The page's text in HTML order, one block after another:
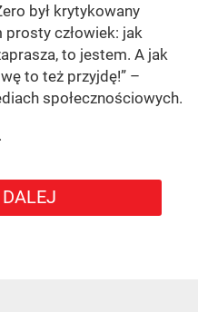
był krytykowany
człowiek: jak
to jestem. A jak
to też przyjdę!” –
społecznościowych.